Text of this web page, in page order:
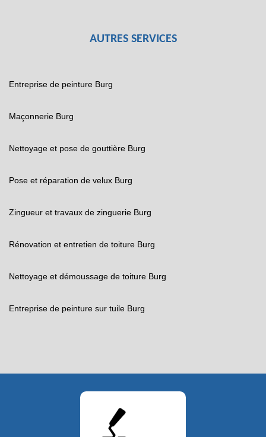
AUTRES SERVICES
Entreprise de peinture Burg
Maçonnerie Burg
Nettoyage et pose de gouttière Burg
Pose et réparation de velux Burg
Zingueur et travaux de zinguerie Burg
Rénovation et entretien de toiture Burg
Nettoyage et démoussage de toiture Burg
Entreprise de peinture sur tuile Burg